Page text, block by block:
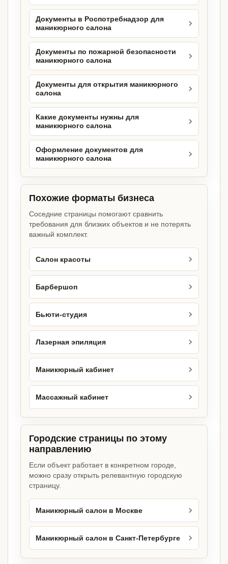
Документы в Роспотребнадзор для
маникюрного салона
Документы по пожарной безопасности
маникюрного салона
Документы для открытия маникюрного
салона
Какие документы нужны для
маникюрного салона
Оформление документов для
маникюрного салона
Похожие форматы бизнеса
Соседние страницы помогают сравнить
требования для близких объектов и не потерять
важный комплект.
Салон красоты
Барбершоп
Бьюти-студия
Лазерная эпиляция
Маникюрный кабинет
Массажный кабинет
Городские страницы по этому
направлению
Если объект работает в конкретном городе,
можно сразу открыть релевантную городскую
страницу.
Маникюрный салон в Москве
Маникюрный салон в Санкт-Петербурге